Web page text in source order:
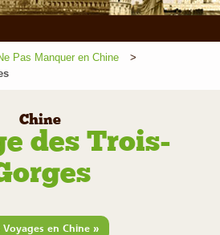
Pas Manquer en Chine
Chine
des Trois-
Voyages en Chine »